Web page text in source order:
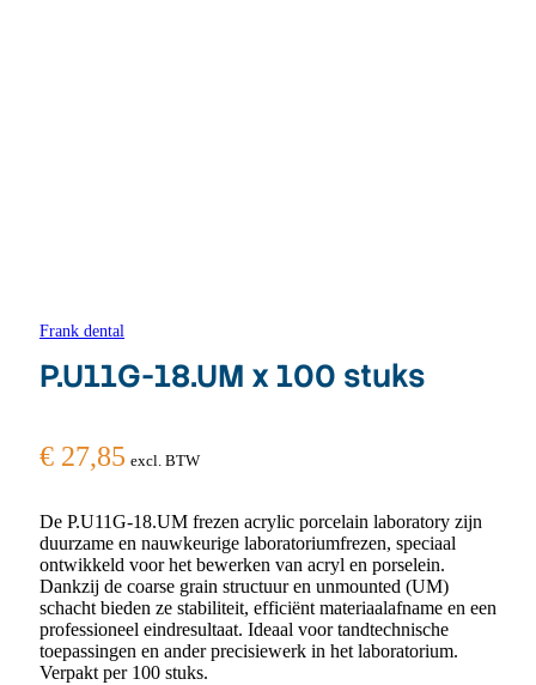
Frank dental
P.U11G-18.UM x 100 stuks
€ 27,85 excl. BTW
De P.U11G-18.UM frezen acrylic porcelain laboratory zijn
duurzame en nauwkeurige laboratoriumfrezen, speciaal
ontwikkeld voor het bewerken van acryl en porselein.
Dankzij de coarse grain structuur en unmounted (UM)
schacht bieden ze stabiliteit, efficiënt materiaalafname en een
professioneel eindresultaat. Ideaal voor tandtechnische
toepassingen en ander precisiewerk in het laboratorium.
Verpakt per 100 stuks.